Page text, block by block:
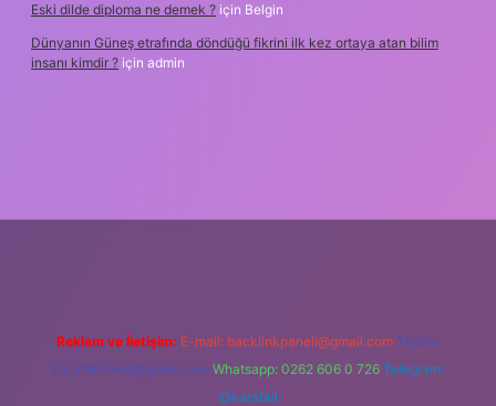
Eski dilde diploma ne demek ? için Belgin
Dünyanın Güneş etrafında döndüğü fikrini ilk kez ortaya atan bilim
insanı kimdir ? için admin
Reklam ve İletişim: E-mail: backlinkpaneli@gmail.com Teams:
forumhizmeti@gmail.com Whatsapp: 0262 606 0 726 Telegram:
@karabul